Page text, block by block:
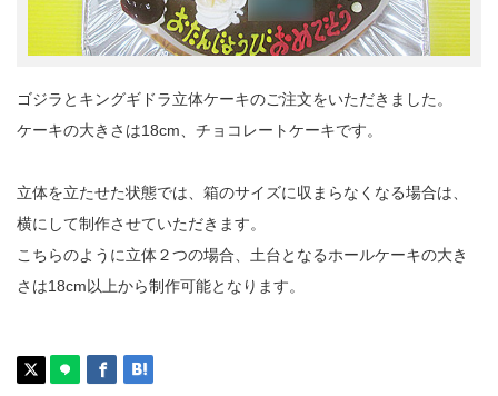
ゴジラとキングギドラ立体ケーキのご注文をいただきました。
ケーキの大きさは18cm、チョコレートケーキです。
立体を立たせた状態では、箱のサイズに収まらなくなる場合は、
横にして制作させていただきます。
こちらのように立体２つの場合、土台となるホールケーキの大き
さは18cm以上から制作可能となります。